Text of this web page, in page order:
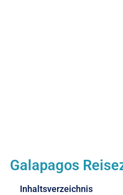
Galapagos
Inhaltsverzeichnis